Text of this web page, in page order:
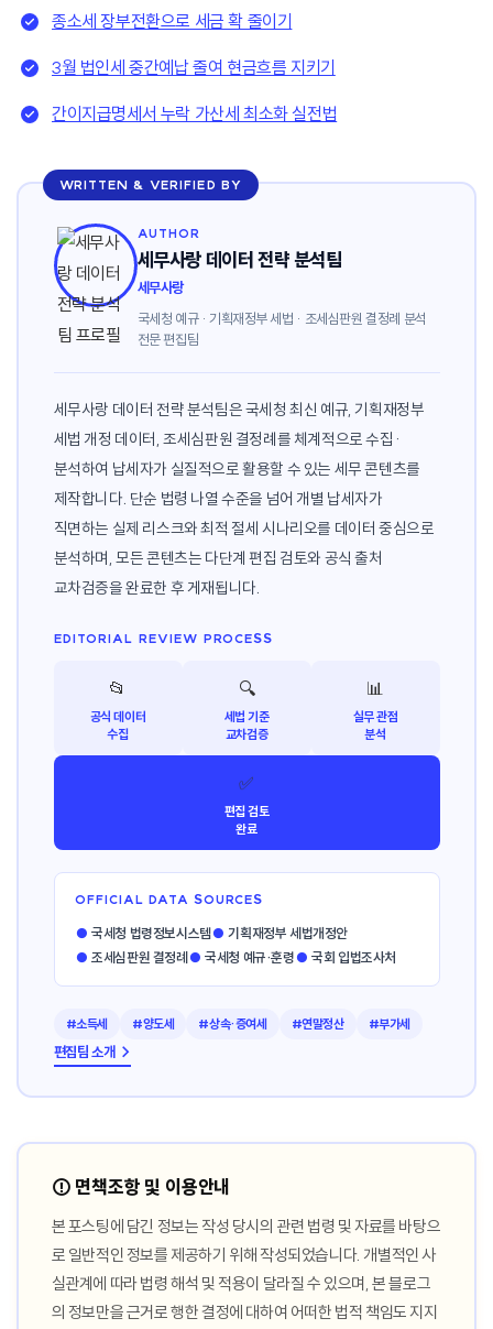
종소세 장부전환으로 세금 확 줄이기
3월 법인세 중간예납 줄여 현금흐름 지키기
간이지급명세서 누락 가산세 최소화 실전법
WRITTEN & VERIFIED BY
AUTHOR
세무사랑 데이터 전략 분석팀
세무사랑
국세청 예규 · 기획재정부 세법 · 조세심판원 결정례 분석
전문 편집팀
세무사랑 데이터 전략 분석팀은 국세청 최신 예규, 기획재정부
세법 개정 데이터, 조세심판원 결정례를 체계적으로 수집·
분석하여 납세자가 실질적으로 활용할 수 있는 세무 콘텐츠를
제작합니다. 단순 법령 나열 수준을 넘어 개별 납세자가
직면하는 실제 리스크와 최적 절세 시나리오를 데이터 중심으로
분석하며, 모든 콘텐츠는 다단계 편집 검토와 공식 출처
교차검증을 완료한 후 게재됩니다.
EDITORIAL REVIEW PROCESS
📂
공식 데이터
수집
🔍
세법 기준
교차검증
📊
실무 관점
분석
✅
편집 검토
완료
OFFICIAL DATA SOURCES
● 국세청 법령정보시스템● 기획재정부 세법개정안
● 조세심판원 결정례 ● 국세청 예규·훈령● 국회 입법조사처
#소득세 #양도세 #상속·증여세 #연말정산 #부가세
편집팀 소개 →
⚠️ 면책조항 및 이용안내
본 포스팅에 담긴 정보는 작성 당시의 관련 법령 및 자료를 바탕으
로 일반적인 정보를 제공하기 위해 작성되었습니다. 개별적인 사
실관계에 따라 법령 해석 및 적용이 달라질 수 있으며, 본 블로그
의 정보만을 근거로 행한 결정에 대하여 어떠한 법적 책임도 지지